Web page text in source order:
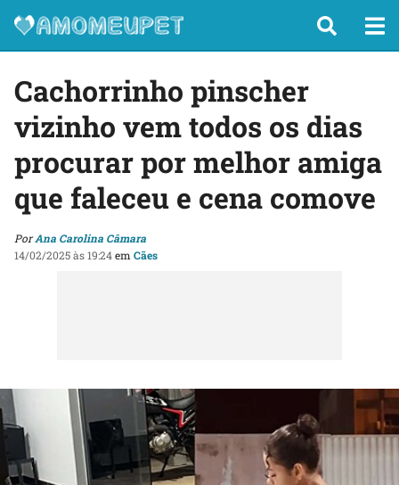
Cachorrinho pinscher
vizinho vem todos os dias
procurar por melhor amiga
que faleceu e cena comove
PorAna Carolina Câmara
14/02/2025 às 19:24em Cães